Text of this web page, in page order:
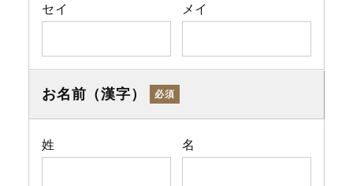
セイ メイ
お名前（漢字） 必須
姓 名